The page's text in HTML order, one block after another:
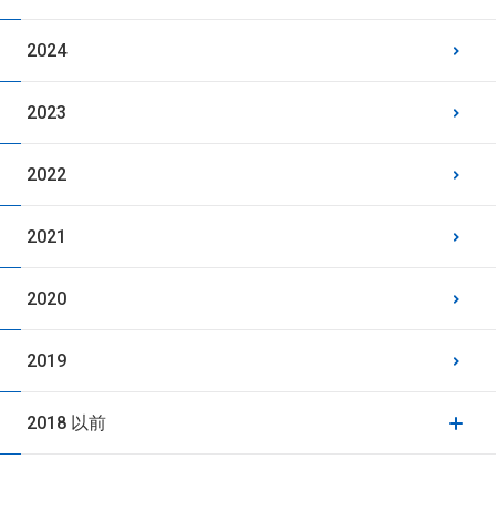
2024
2023
2022
2021
2020
2019
2018 以前